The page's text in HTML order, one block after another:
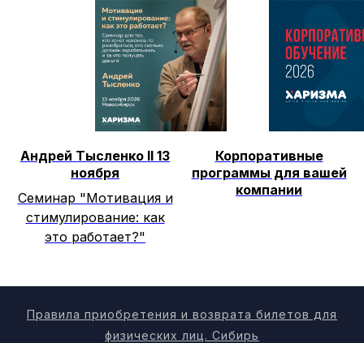
Андрей Тысленко II 13
ноября
Семинар "Мотивация и
стимулирование: как
это работает?"
Корпоративные
программы для вашей
компании
Правила приобретения и возврата билетов для
физических лиц. Сибирь